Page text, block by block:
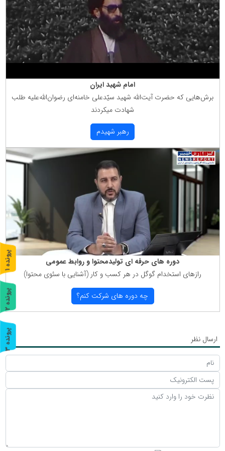
امام شهید ایران
برش‌هایی كه حضرت آیت‌الله شهید سیّدعلی خامنه‌ای رضوان‌الله‌علیه طلب
شهادت میكردند
رهبر شهیدم
دوره های حرفه ای تولیدمحتوا و روابط عمومی
رازهای استخدام گوگل در هر كسب و كار (آشنایی با سئوی محتوا)
چه دوره های شركت كنم؟
ارسال نظر
پ
ر
و
ن
د
ه
1
پ
ر
و
ن
د
ه
2
پ
ر
و
ن
د
ه
3